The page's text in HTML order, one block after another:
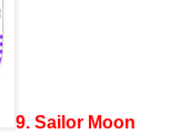
9. Sailor Moon